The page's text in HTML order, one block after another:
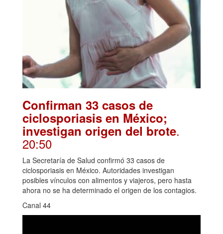
Confirman 33 casos de
ciclosporiasis en México;
investigan origen del brote.
20:50
La Secretaría de Salud confirmó 33 casos de
ciclosporiasis en México. Autoridades investigan
posibles vínculos con alimentos y viajeros, pero hasta
ahora no se ha determinado el origen de los contagios.
Canal 44